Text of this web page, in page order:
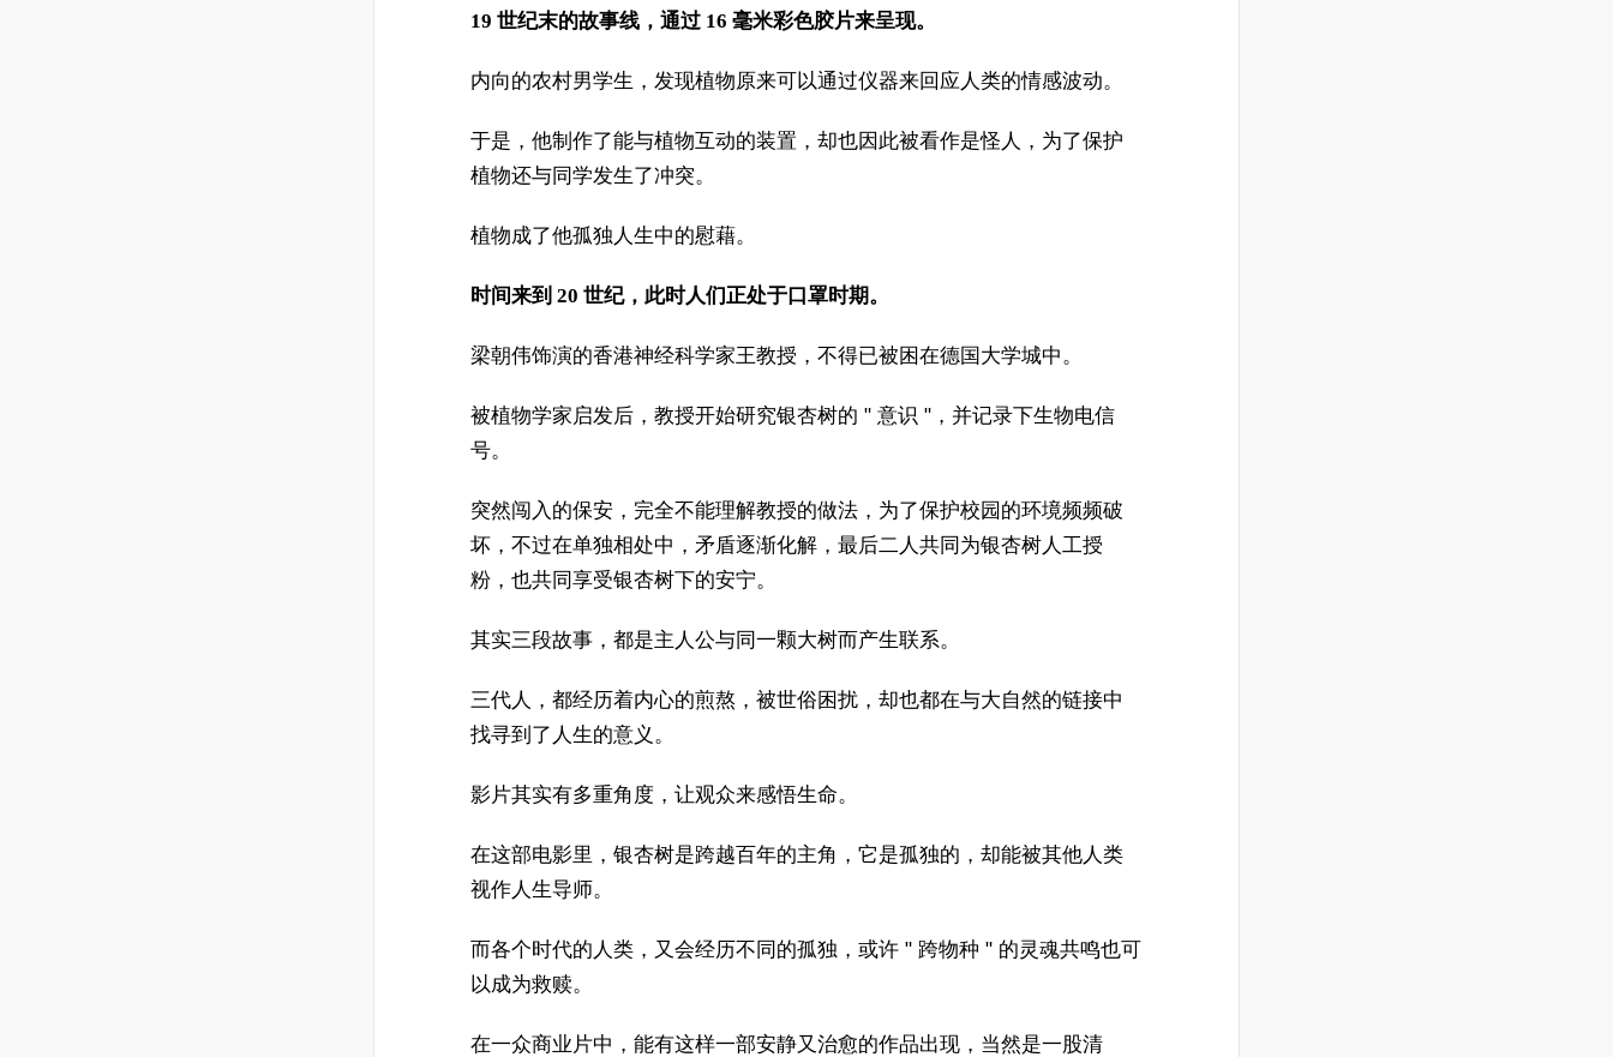
19 世纪末的故事线，通过 16 毫米彩色胶片来呈现。
内向的农村男学生，发现植物原来可以通过仪器来回应人类的情感波动。
于是，他制作了能与植物互动的装置，却也因此被看作是怪人，为了保护
植物还与同学发生了冲突。
植物成了他孤独人生中的慰藉。
时间来到 20 世纪，此时人们正处于口罩时期。
梁朝伟饰演的香港神经科学家王教授，不得已被困在德国大学城中。
被植物学家启发后，教授开始研究银杏树的 " 意识 "，并记录下生物电信
号。
突然闯入的保安，完全不能理解教授的做法，为了保护校园的环境频频破
坏，不过在单独相处中，矛盾逐渐化解，最后二人共同为银杏树人工授
粉，也共同享受银杏树下的安宁。
其实三段故事，都是主人公与同一颗大树而产生联系。
三代人，都经历着内心的煎熬，被世俗困扰，却也都在与大自然的链接中
找寻到了人生的意义。
影片其实有多重角度，让观众来感悟生命。
在这部电影里，银杏树是跨越百年的主角，它是孤独的，却能被其他人类
视作人生导师。
而各个时代的人类，又会经历不同的孤独，或许 " 跨物种 " 的灵魂共鸣也可
以成为救赎。
在一众商业片中，能有这样一部安静又治愈的作品出现，当然是一股清